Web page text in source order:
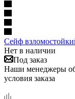
Сейф
Нет в наличии
Под заказ
Наши менеджеры
условия заказа